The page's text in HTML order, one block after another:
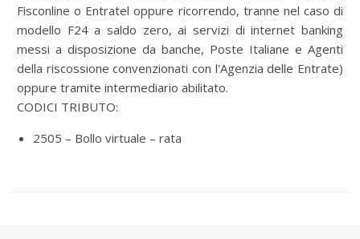
Fisconline o Entratel oppure ricorrendo, tranne nel caso di
modello F24 a saldo zero, ai servizi di internet banking
messi a disposizione da banche, Poste Italiane e Agenti
della riscossione convenzionati con l'Agenzia delle Entrate)
oppure tramite intermediario abilitato.
CODICI TRIBUTO:
2505 – Bollo virtuale – rata